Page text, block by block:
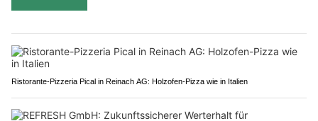
Ristorante-Pizzeria Pical in Reinach AG: Holzofen-Pizza wie in Italien